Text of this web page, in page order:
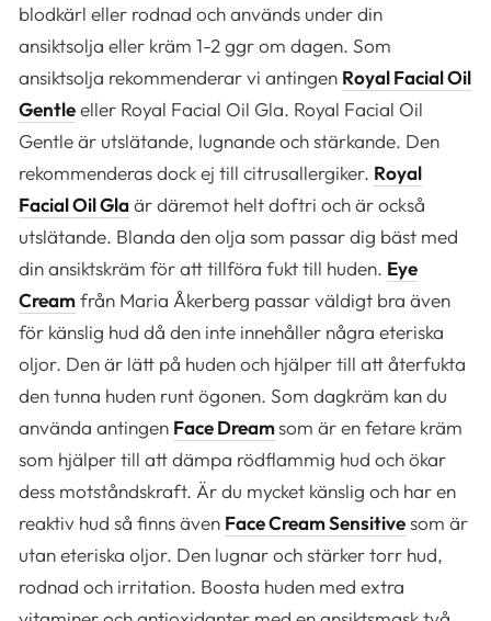
blodkärl eller rodnad och används under din
ansiktsolja eller kräm 1-2 ggr om dagen. Som
ansiktsolja rekommenderar vi antingen Royal Facial Oil
Gentleeller Royal Facial Oil Gla. Royal Facial Oil
Gentle är utslätande, lugnande och stärkande. Den
rekommenderas dock ej till citrusallergiker. Royal
Facial Oil Glaär däremot helt doftri och är också
utslätande. Blanda den olja som passar dig bäst med
din ansiktskräm för att tillföra fukt till huden. Eye
Creamfrån Maria Åkerberg passar väldigt bra även
för känslig hud då den inte innehåller några eteriska
oljor. Den är lätt på huden och hjälper till att återfukta
den tunna huden runt ögonen. Som dagkräm kan du
använda antingen Face Dreamsom är en fetare kräm
som hjälper till att dämpa rödflammig hud och ökar
dess motståndskraft. Är du mycket känslig och har en
reaktiv hud så finns även Face Cream Sensitivesom är
utan eteriska oljor. Den lugnar och stärker torr hud,
rodnad och irritation. Boosta huden med extra